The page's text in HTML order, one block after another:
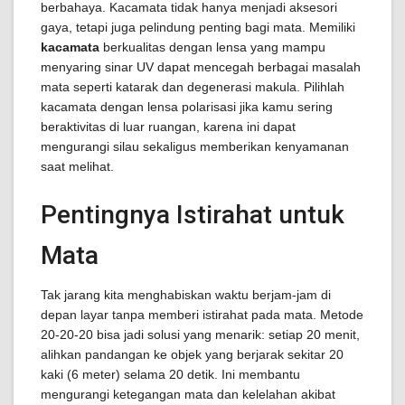
berbahaya. Kacamata tidak hanya menjadi aksesori
gaya, tetapi juga pelindung penting bagi mata. Memiliki
kacamata berkualitas dengan lensa yang mampu
menyaring sinar UV dapat mencegah berbagai masalah
mata seperti katarak dan degenerasi makula. Pilihlah
kacamata dengan lensa polarisasi jika kamu sering
beraktivitas di luar ruangan, karena ini dapat
mengurangi silau sekaligus memberikan kenyamanan
saat melihat.
Pentingnya Istirahat untuk
Mata
Tak jarang kita menghabiskan waktu berjam-jam di
depan layar tanpa memberi istirahat pada mata. Metode
20-20-20 bisa jadi solusi yang menarik: setiap 20 menit,
alihkan pandangan ke objek yang berjarak sekitar 20
kaki (6 meter) selama 20 detik. Ini membantu
mengurangi ketegangan mata dan kelelahan akibat